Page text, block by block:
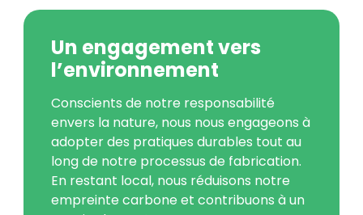
Un engagement vers
l’environnement
Conscients de notre responsabilité
envers la nature, nous nous engageons à
adopter des pratiques durables tout au
long de notre processus de fabrication.
En restant local, nous réduisons notre
empreinte carbone et contribuons à un